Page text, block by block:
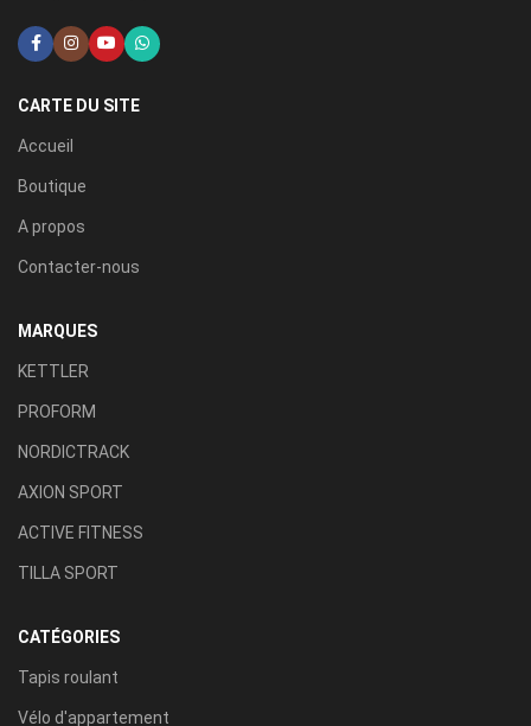
CARTE DU SITE
Accueil
Boutique
A propos
Contacter-nous
MARQUES
KETTLER
PROFORM
NORDICTRACK
AXION SPORT
ACTIVE FITNESS
TILLA SPORT
CATÉGORIES
Tapis roulant
Vélo d'appartement